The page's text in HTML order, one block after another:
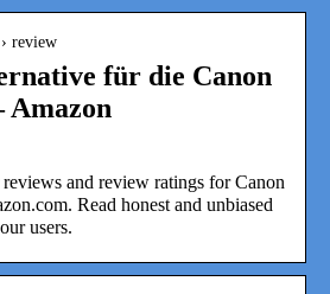
review
für die Canon
and review ratings for Canon
Read honest and unbiased
users.